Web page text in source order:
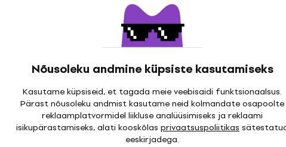
Nõusoleku andmine küpsiste kasutamiseks
Kasutame küpsiseid, et tagada meie veebisaidi funktsionaalsus.
Pärast nõusoleku andmist kasutame neid kolmandate osapoolte
reklaamplatvormidel liikluse analüüsimiseks ja reklaami
isikupärastamiseks, alati kooskõlas privaatsuspoliitikas
eeskirjadega.
12"
Genre
Acid Rock,Psychedelic Rock
Release year